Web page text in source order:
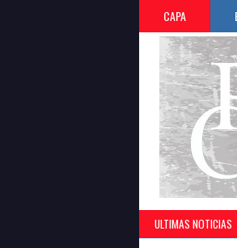
CAPA
ULTIMAS NOTICIAS